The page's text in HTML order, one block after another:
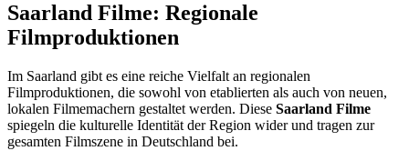
Saarland Filme: Regionale
Filmproduktionen
Im Saarland gibt es eine reiche Vielfalt an regionalen
Filmproduktionen, die sowohl von etablierten als auch von neuen,
lokalen Filmemachern gestaltet werden. Diese Saarland Filme
spiegeln die kulturelle Identität der Region wider und tragen zur
gesamten Filmszene in Deutschland bei.